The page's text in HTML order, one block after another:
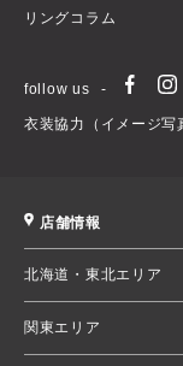
リングコラム
follow us
衣装協力（イメージ
店舗情報
北海道・東北エリア
関東エリア